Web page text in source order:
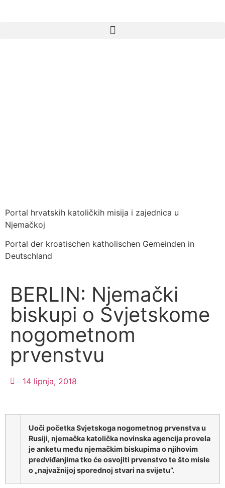
Portal hrvatskih katoličkih misija i zajednica u
Njemačkoj
Portal der kroatischen katholischen Gemeinden in
Deutschland
BERLIN: Njemački
biskupi o Svjetskome
nogometnom
prvenstvu
14 lipnja, 2018
Uoči početka Svjetskoga nogometnog prvenstva u
Rusiji, njemačka katolička novinska agencija provela
je anketu među njemačkim biskupima o njihovim
predviđanjima tko će osvojiti prvenstvo te što misle
o „najvažnijoj sporednoj stvari na svijetu”.